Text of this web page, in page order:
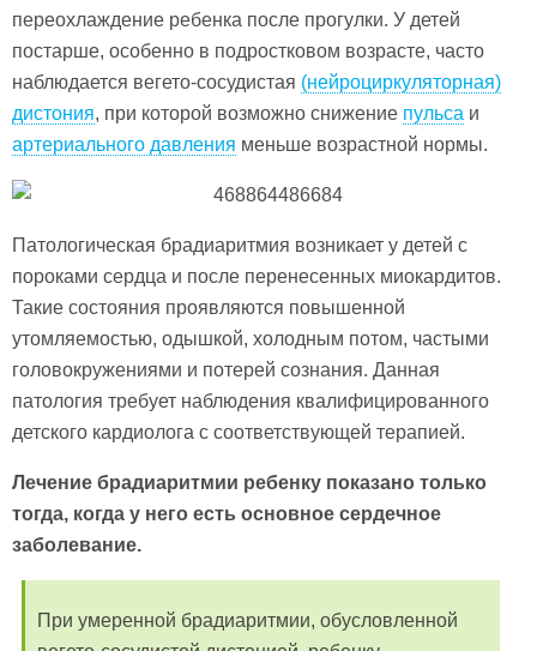
переохлаждение ребенка после прогулки. У детей
постарше, особенно в подростковом возрасте, часто
наблюдается вегето-сосудистая (нейроциркуляторная)
дистония, при которой возможно снижение пульса и
артериального давления меньше возрастной нормы.
Патологическая брадиаритмия возникает у детей с
пороками сердца и после перенесенных миокардитов.
Такие состояния проявляются повышенной
утомляемостью, одышкой, холодным потом, частыми
головокружениями и потерей сознания. Данная
патология требует наблюдения квалифицированного
детского кардиолога с соответствующей терапией.
Лечение брадиаритмии ребенку показано только
тогда, когда у него есть основное сердечное
заболевание.
При умеренной брадиаритмии, обусловленной